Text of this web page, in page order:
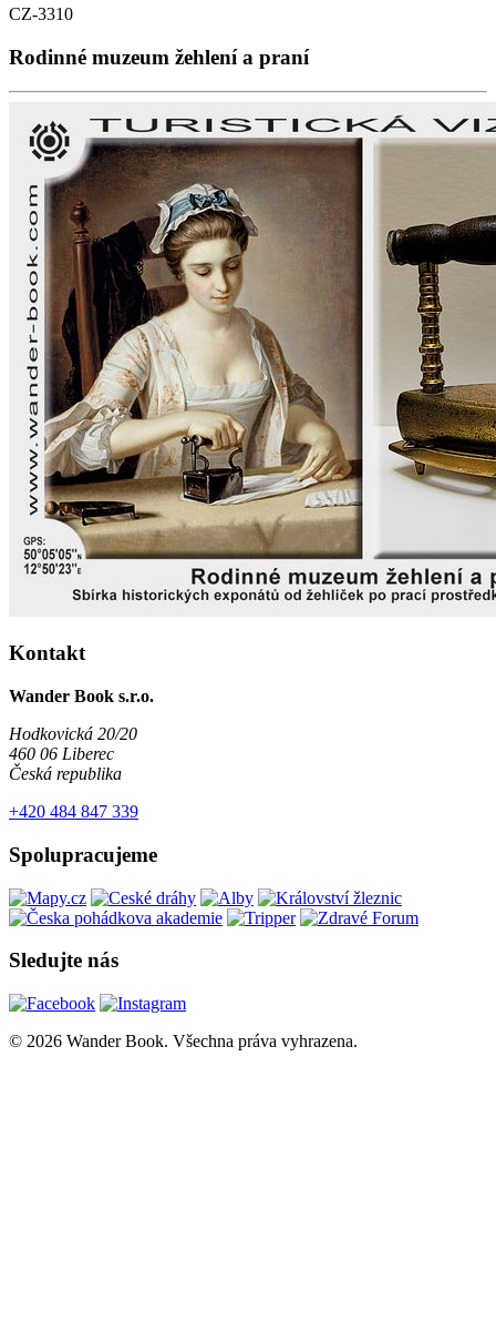
CZ-3310
Rodinné muzeum žehlení a praní
Kontakt
Wander Book s.r.o.
Hodkovická 20/20
460 06 Liberec
Česká republika
+420 484 847 339
Spolupracujeme
Sledujte nás
© 2026 Wander Book. Všechna práva vyhrazena.